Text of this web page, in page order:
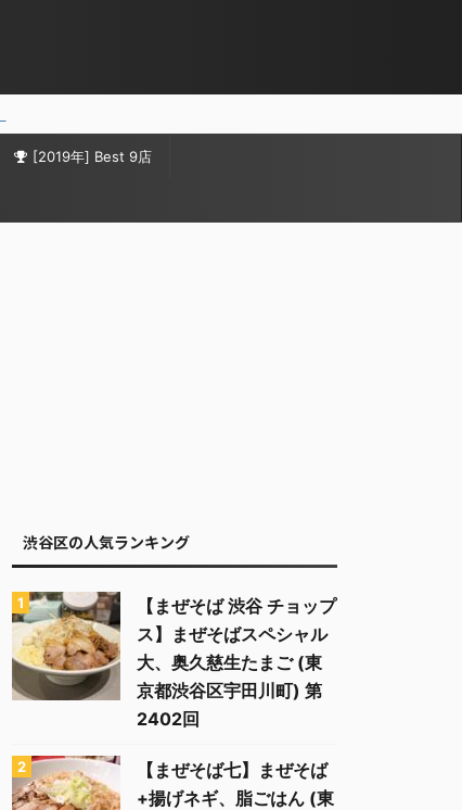
[2019年] Best 9店
渋谷区の人気ランキング
【まぜそば 渋谷 チョップ
ス】まぜそばスペシャル
大、奥久慈生たまご (東
京都渋谷区宇田川町) 第
2402回
【まぜそば七】まぜそば
+揚げネギ、脂ごはん (東